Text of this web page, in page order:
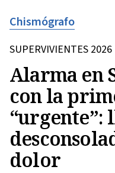
Chismógrafo
SUPERVIVIENTES 2026
Alarma en
con la
“urgente”:
dolor